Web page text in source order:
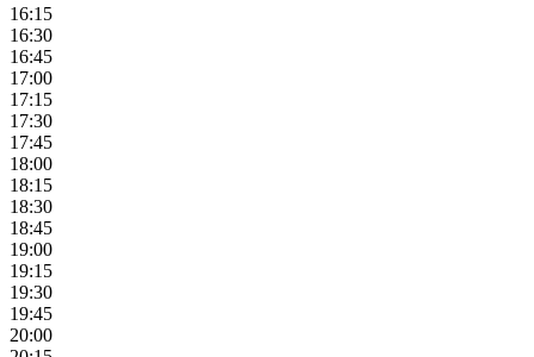
16:15
16:30
16:45
17:00
17:15
17:30
17:45
18:00
18:15
18:30
18:45
19:00
19:15
19:30
19:45
20:00